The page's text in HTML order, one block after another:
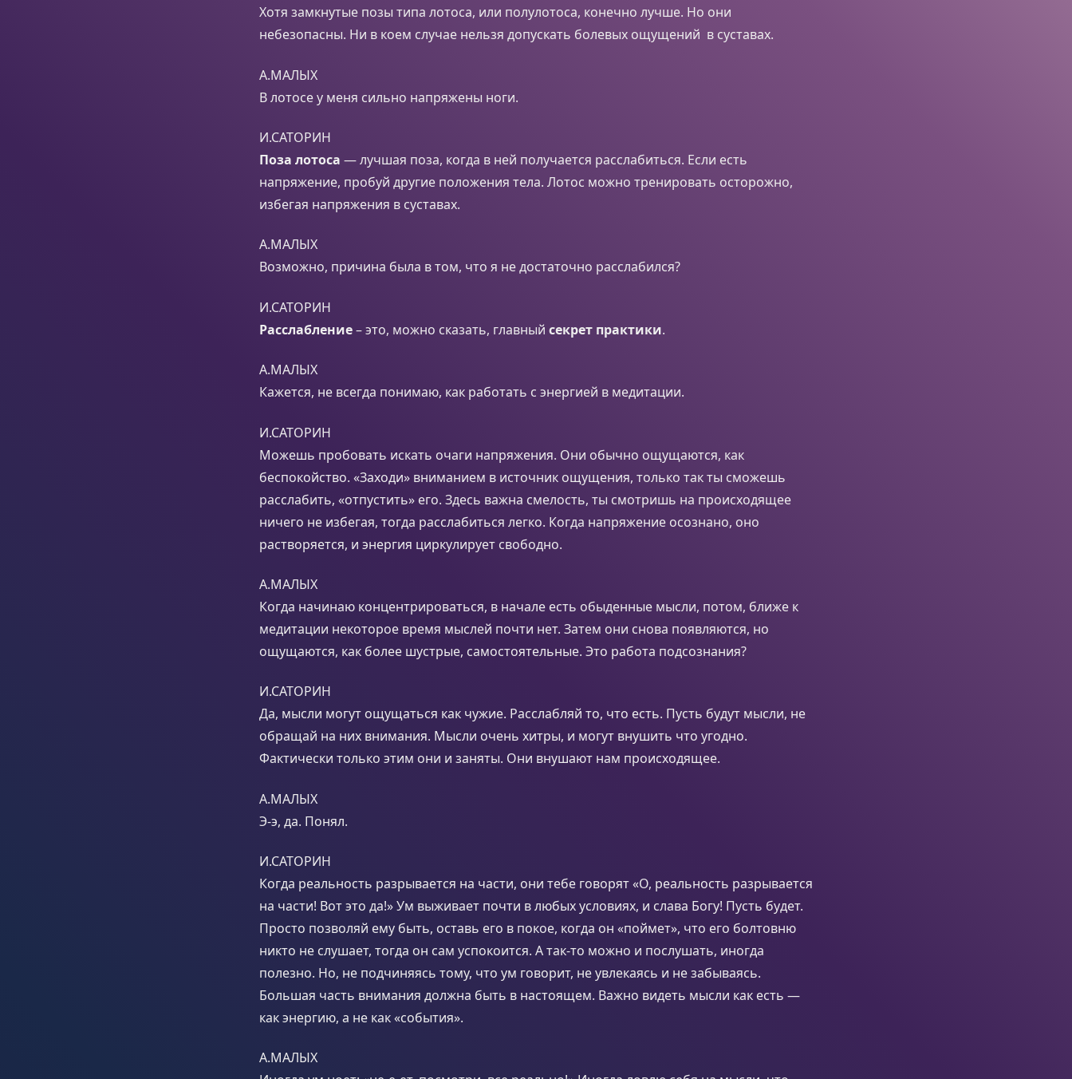
Хотя замкнутые позы типа лотоса, или полулотоса, конечно лучше. Но они
небезопасны. Ни в коем случае нельзя допускать болевых ощущений в суставах.
А.МАЛЫХ
В лотосе у меня сильно напряжены ноги.
И.САТОРИН
Поза лотоса — лучшая поза, когда в ней получается расслабиться. Если есть
напряжение, пробуй другие положения тела. Лотос можно тренировать осторожно,
избегая напряжения в суставах.
А.МАЛЫХ
Возможно, причина была в том, что я не достаточно расслабился?
И.САТОРИН
Расслабление– это, можно сказать, главный секрет практики.
А.МАЛЫХ
Кажется, не всегда понимаю, как работать с энергией в медитации.
И.САТОРИН
Можешь пробовать искать очаги напряжения. Они обычно ощущаются, как
беспокойство. «Заходи» вниманием в источник ощущения, только так ты сможешь
расслабить, «отпустить» его. Здесь важна смелость, ты смотришь на происходящее
ничего не избегая, тогда расслабиться легко. Когда напряжение осознано, оно
растворяется, и энергия циркулирует свободно.
А.МАЛЫХ
Когда начинаю концентрироваться, в начале есть обыденные мысли, потом, ближе к
медитации некоторое время мыслей почти нет. Затем они снова появляются, но
ощущаются, как более шустрые, самостоятельные. Это работа подсознания?
И.САТОРИН
Да, мысли могут ощущаться как чужие. Расслабляй то, что есть. Пусть будут мысли, не
обращай на них внимания. Мысли очень хитры, и могут внушить что угодно.
Фактически только этим они и заняты. Они внушают нам происходящее.
А.МАЛЫХ
Э-э, да. Понял.
И.САТОРИН
Когда реальность разрывается на части, они тебе говорят «О, реальность разрывается
на части! Вот это да!» Ум выживает почти в любых условиях, и слава Богу! Пусть будет.
Просто позволяй ему быть, оставь его в покое, когда он «поймет», что его болтовню
никто не слушает, тогда он сам успокоится. А так-то можно и послушать, иногда
полезно. Но, не подчиняясь тому, что ум говорит, не увлекаясь и не забываясь.
Большая часть внимания должна быть в настоящем. Важно видеть мысли как есть —
как энергию, а не как «события».
А.МАЛЫХ